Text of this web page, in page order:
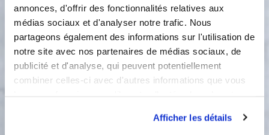
annonces, d'offrir des fonctionnalités relatives aux
médias sociaux et d'analyser notre trafic. Nous
partageons également des informations sur l'utilisation de
notre site avec nos partenaires de médias sociaux, de
publicité et d'analyse, qui peuvent potentiellement
combiner celles-ci avec d'autres informations que vous
Afficher les détails
3
sur votre plan de travail à l'aide d'un
rouleau à pâtisserie de sorte à former
un rectangle. Formez dans ce
rectangle des bandes de la largeur de
vos bâtonnets en chocolat. Posez un
enroulez une nouvelle fois (2 tours).